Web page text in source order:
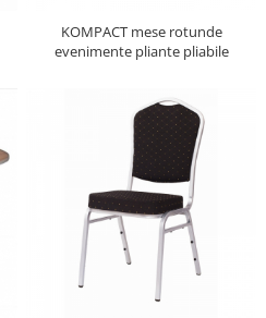
KOMPACT mese rotunde
evenimente pliante pliabile